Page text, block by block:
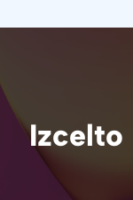
Izcelto